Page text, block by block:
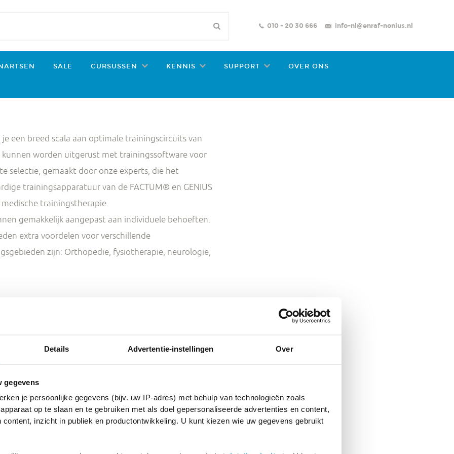
Details Advertentie-instellingen Over
gegevens
je persoonlijke gegevens (bijv. uw IP-adres) met behulp van technologieën zoals
op te slaan en te gebruiken met als doel gepersonaliseerde advertenties en content,
content, inzicht in publiek en productontwikkeling. U kunt kiezen wie uw gegevens gebruikt
010 - 20 30 666 info-nl@enraf-nonius.nl
SALE CURSUSSEN KENNIS SUPPORT OVER ONS
je een breed scala aan optimale trainingscircuits van
worden uitgerust met trainingssoftware voor
selectie, gemaakt door onze experts, die het
trainingsapparatuur van de FACTUM® en GENIUS
trainingstherapie.
gemakkelijk aangepast aan individuele behoeften.
extra voordelen voor verschillende
zijn: Orthopedie, fysiotherapie, neurologie,